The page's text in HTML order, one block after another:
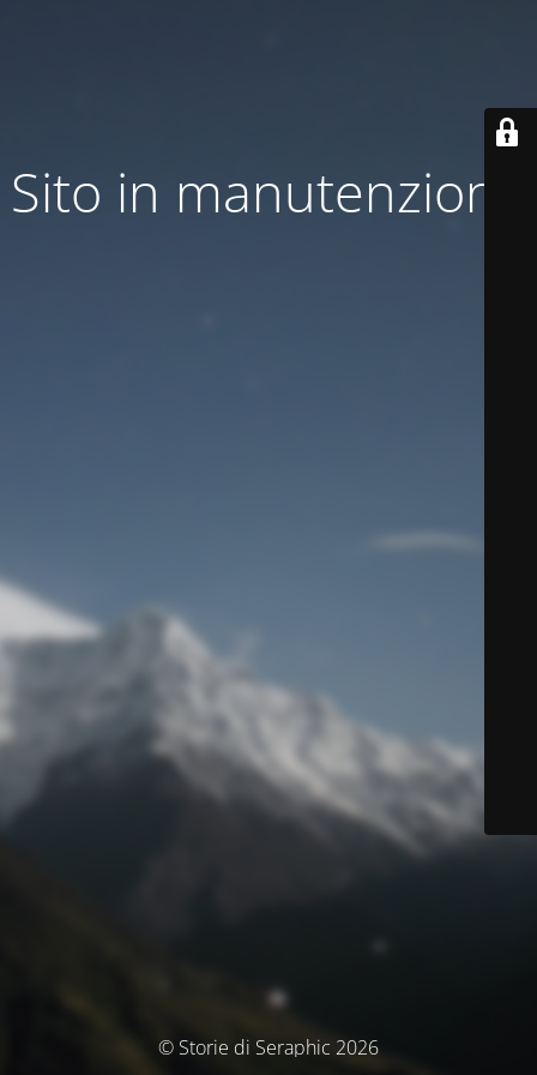
Sito in manutenzione
© Storie di Seraphic 2026